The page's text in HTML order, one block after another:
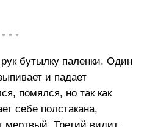
• • •
бутылку паленки. Один
и падает
помялся, но так как
себе полстакана,